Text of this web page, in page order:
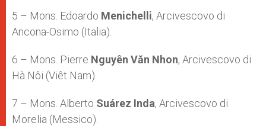
5 – Mons. Edoardo Menichelli, Arcivescovo di
Ancona-Osimo (Italia).
6 – Mons. Pierre Nguyên Văn Nhon, Arcivescovo di
Hà Nôi (Viêt Nam).
7 – Mons. Alberto Suárez Inda, Arcivescovo di
Morelia (Messico).